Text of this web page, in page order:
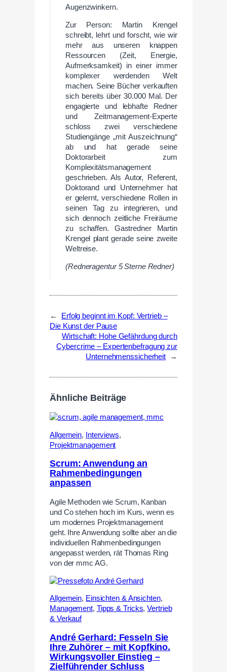
Augenzwinkern.
Zur Person: Martin Krengel
schreibt, lehrt und forscht, wie wir
mehr aus unseren knappen
Ressourcen (Zeit, Energie,
Aufmerksamkeit) in einer immer
komplexer werdenden Welt
machen. Seine Bücher verkauften
sich bereits über 30.000 Mal. Der
engagierte und lebhafte Redner
und Zeitmanagement-Experte
schloss zwei verschiedene
Studiengänge „mit Auszeichnung“
ab und hat gerade seine
Doktorarbeit zum
Komplexitätsmanagement
geschrieben. Als Autor, Referent,
Doktorand und Unternehmer hat
er gelernt, verschiedene Rollen in
seinen Tag zu integrieren, und
sich dennoch zeitliche Freiräume
zu schaffen. Gastredner Martin
Krengel plant gerade seine zweite
Weltreise.
(Redneragentur 5 Sterne Redner)
←
Erfolg beginnt im Kopf: Vertrieb –
Die Kunst der Pause
Wirtschaft: Hohe Gefährdung durch
Cybercrime – Expertenbefragung zur
Unternehmenssicherheit
→
Ähnliche Beiträge
Allgemein, Interviews,
Projektmanagement
Scrum: Anwendung an
Rahmenbedingungen
anpassen
Agile Methoden wie Scrum, Kanban
und Co stehen hoch im Kurs, wenn es
um modernes Projektmanagement
geht. Ihre Anwendung sollte aber an die
individuellen Rahmenbedingungen
angepasst werden, rät Thomas Ring
von der mmc AG.
Allgemein, Einsichten & Ansichten,
Management, Tipps & Tricks,Vertrieb
& Verkauf
André Gerhard: Fesseln Sie
Ihre Zuhörer – mit Kopfkino.
Wirkungsvoller Einstieg –
Zielführender Schluss